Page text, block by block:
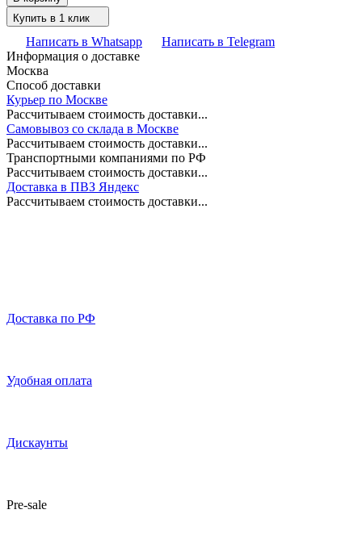
Купить в 1 клик
Написать в Whatsapp
Написать в Telegram
Информация о доставке
Москва
Способ доставки
Курьер по Москве
Рассчитываем стоимость доставки...
Самовывоз со склада в Москве
Рассчитываем стоимость доставки...
Транспортными компаниями по РФ
Рассчитываем стоимость доставки...
Доставка в ПВЗ Яндекс
Рассчитываем стоимость доставки...
Доставка по РФ
Удобная оплата
Дискаунты
Pre-sale